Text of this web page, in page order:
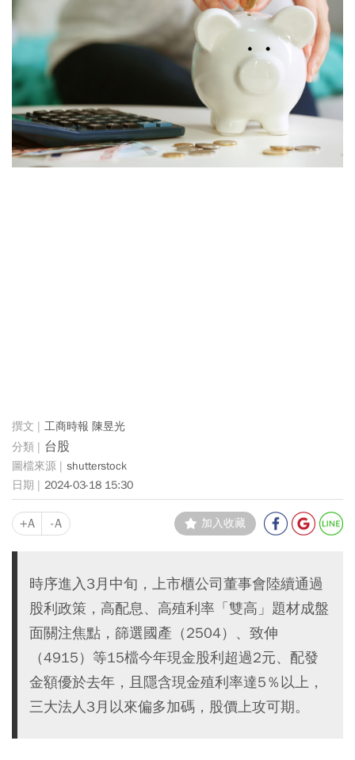
工商時報 陳昱光
台股
shutterstock
2024-03-18 15:30
+A -A 加入收藏
時序進入3月中旬，上市櫃公司董事會陸續通過
股利政策，高配息、高殖利率「雙高」題材成盤
面關注焦點，篩選國產（2504）、致伸
（4915）等15檔今年現金股利超過2元、配發
金額優於去年，且隱含現金殖利率達5％以上，
三大法人3月以來偏多加碼，股價上攻可期。